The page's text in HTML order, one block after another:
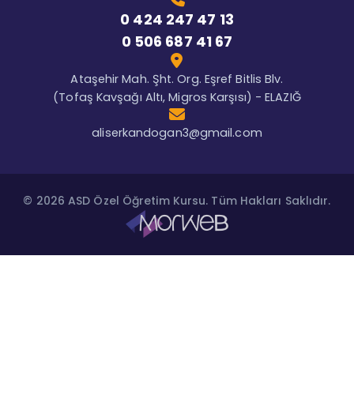
0 424 247 47 13
0 506 687 41 67
Ataşehir Mah. Şht. Org. Eşref Bitlis Blv.
(Tofaş Kavşağı Altı, Migros Karşısı) - ELAZIĞ
aliserkandogan3@gmail.com
© 2026 ASD Özel Öğretim Kursu. Tüm Hakları Saklıdır.